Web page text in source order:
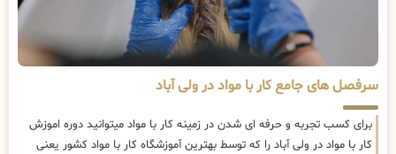
سرفصل های جامع کار با مواد در ولی آباد
برای کسب تجربه و حرفه ای شدن در زمینه کار با مواد میتوانید دوره اموزش
کار با مواد در ولی آباد را که توسط بهترینآموزشگاه کار با مواد کشور یعنی